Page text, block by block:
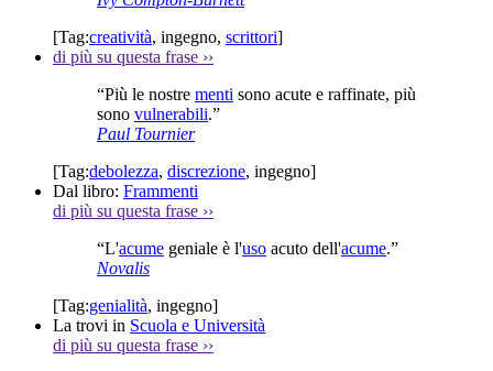
[Tag:creatività, ingegno, scrittori]
di più su questa frase ››
“Più le nostre menti sono acute e raffinate, più
sono vulnerabili.”
Paul Tournier
[Tag:debolezza, discrezione, ingegno]
Dal libro: Frammenti
di più su questa frase ››
“L'acume geniale è l'uso acuto dell'acume.”
Novalis
[Tag:genialità, ingegno]
La trovi in Scuola e Università
di più su questa frase ››